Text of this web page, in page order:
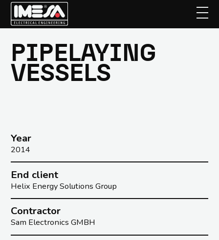
Skip
main
content
PIPELAYING
VESSELS
Year
2014
End client
Helix Energy Solutions Group
Contractor
Sam Electronics GMBH